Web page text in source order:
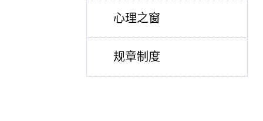
心理之窗
规章制度